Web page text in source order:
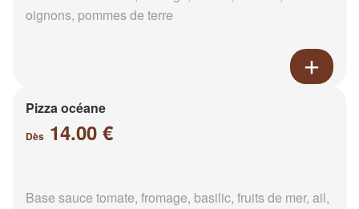
oignons, pommes de terre
Pizza océane
Dès 14.00 €
Base sauce tomate, fromage, basilic, fruits de mer, ail,